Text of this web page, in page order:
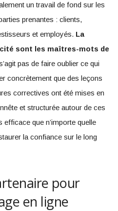
un travail de fond sur les
prenantes : clients,
et employés. La
sont les maîtres-mots de
pas de faire oublier ce qui
concrètement que des leçons
correctives ont été mises en
et structurée autour de ces
que n’importe quelle
la confiance sur le long
pour
en ligne